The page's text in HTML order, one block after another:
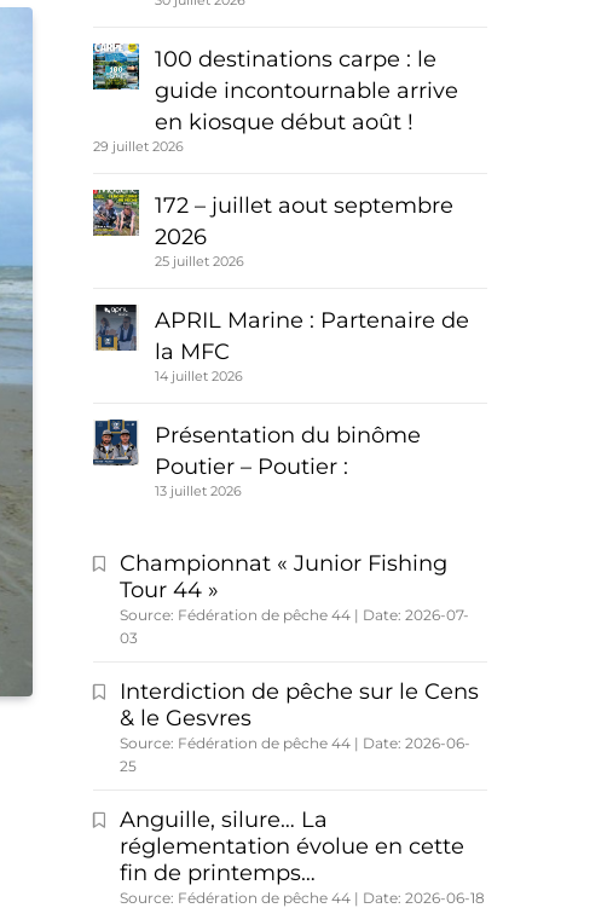
100 destinations carpe : le
guide incontournable arrive
en kiosque début août !
29 juillet 2026
172 – juillet aout septembre
2026
25 juillet 2026
APRIL Marine : Partenaire de
la MFC
14 juillet 2026
Présentation du binôme
Poutier – Poutier :
13 juillet 2026
Championnat « Junior Fishing
Tour 44 »
Source: Fédération de pêche 44
Date: 2026-07-
03
Interdiction de pêche sur le Cens
& le Gesvres
Source: Fédération de pêche 44
Date: 2026-06-
25
Anguille, silure… La
réglementation évolue en cette
fin de printemps…
Source: Fédération de pêche 44 Date: 2026-06-18